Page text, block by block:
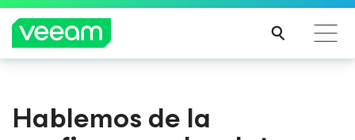
actualización de contenido de CrowdStrike
Hablemos de la